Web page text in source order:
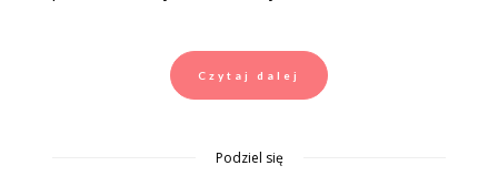
Czytaj dalej
Podziel się